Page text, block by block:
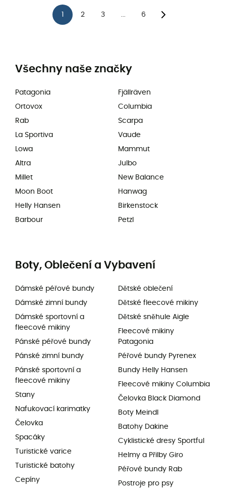
2 3 6
Všechny naše značky
Patagonia
Ortovox
Rab
La Sportiva
Lowa
Altra
Millet
Moon Boot
Helly Hansen
Barbour
Fjällräven
Columbia
Scarpa
Vaude
Mammut
Julbo
New Balance
Hanwag
Birkenstock
Petzl
Boty, Oblečení a Vybavení
Dámské péřové bundy
Dámské zimní bundy
Dámské sportovní a
fleecové mikiny
Pánské péřové bundy
Pánské zimní bundy
Pánské sportovní a
fleecové mikiny
Stany
Nafukovací karimatky
Čelovka
Spacáky
Turistické varice
Turistické batohy
Cepíny
Dětské oblečení
Dětské fleecové mikiny
Dětské sněhule Aigle
Fleecové mikiny
Patagonia
Péřové bundy Pyrenex
Bundy Helly Hansen
Fleecové mikiny Columbia
Čelovka Black Diamond
Boty Meindl
Batohy Dakine
Cyklistické dresy Sportful
Helmy a Přilby Giro
Péřové bundy Rab
Postroje pro psy